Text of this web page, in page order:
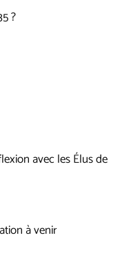
?
avec les Élus de
à venir